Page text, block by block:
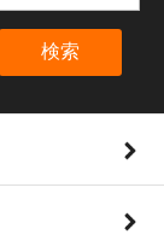
検索